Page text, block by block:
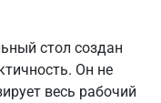
стол создан
Он не
весь рабочий